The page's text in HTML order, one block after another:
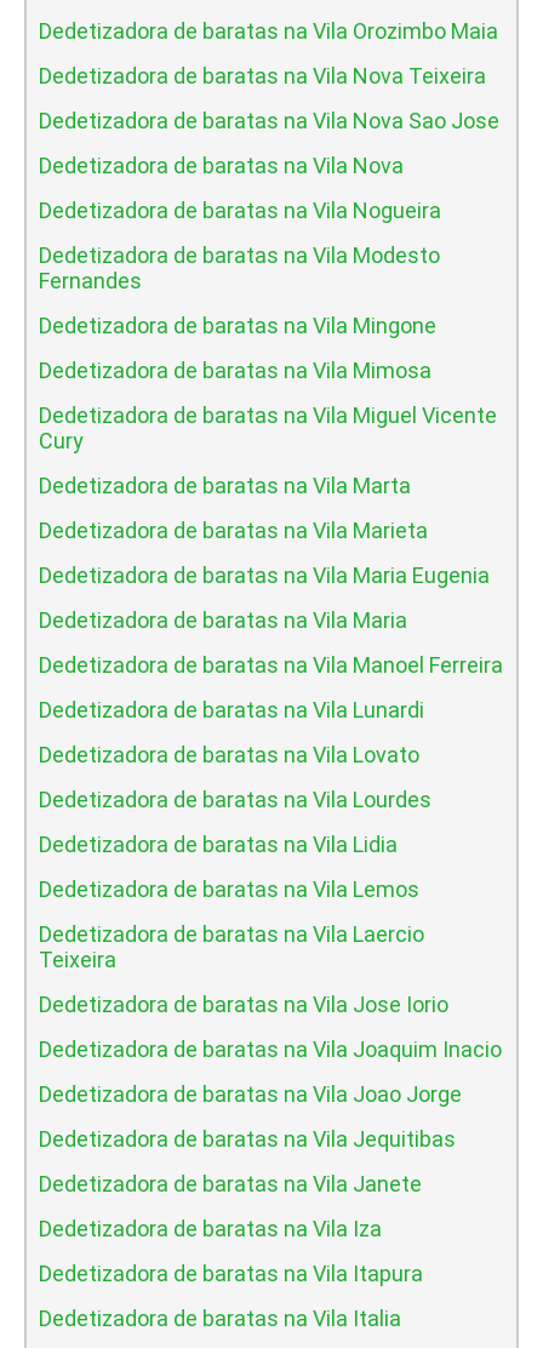
Dedetizadora de baratas na Vila Orozimbo Maia
Dedetizadora de baratas na Vila Nova Teixeira
Dedetizadora de baratas na Vila Nova Sao Jose
Dedetizadora de baratas na Vila Nova
Dedetizadora de baratas na Vila Nogueira
Dedetizadora de baratas na Vila Modesto
Fernandes
Dedetizadora de baratas na Vila Mingone
Dedetizadora de baratas na Vila Mimosa
Dedetizadora de baratas na Vila Miguel Vicente
Cury
Dedetizadora de baratas na Vila Marta
Dedetizadora de baratas na Vila Marieta
Dedetizadora de baratas na Vila Maria Eugenia
Dedetizadora de baratas na Vila Maria
Dedetizadora de baratas na Vila Manoel Ferreira
Dedetizadora de baratas na Vila Lunardi
Dedetizadora de baratas na Vila Lovato
Dedetizadora de baratas na Vila Lourdes
Dedetizadora de baratas na Vila Lidia
Dedetizadora de baratas na Vila Lemos
Dedetizadora de baratas na Vila Laercio
Teixeira
Dedetizadora de baratas na Vila Jose Iorio
Dedetizadora de baratas na Vila Joaquim Inacio
Dedetizadora de baratas na Vila Joao Jorge
Dedetizadora de baratas na Vila Jequitibas
Dedetizadora de baratas na Vila Janete
Dedetizadora de baratas na Vila Iza
Dedetizadora de baratas na Vila Itapura
Dedetizadora de baratas na Vila Italia